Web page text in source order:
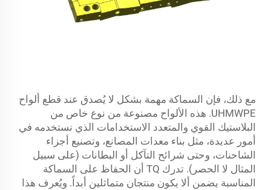
مع ذلك، فإن السماكة مهمة بشكل لا يُصدق عند قطع ألواح
UHMWPE. هذه الألواح مصنوعة من نوع خاص من
البلاستيك القوي والمتعدد الاستخدامات الذي نستخدمه في
أمور عديدة، مثل بناء معدات المصانع، وتصنيع أجزاء
الشاحنات، وحتى شرائح التآكل أو البطانات (على سبيل
المثال لا الحصر). تدرك TQ أن الحفاظ على السماكة
المناسبة يضمن ألا يكون منتجان متماثلين أبداً. ويُعرف هذا